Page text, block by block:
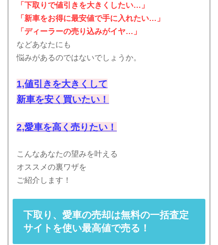
「下取りで値引きを大きくしたい…」
「新車をお得に最安値で手に入れたい…」
「ディーラーの売り込みがイヤ…」
などあなたにも
悩みがあるのではないでしょうか。
1,値引きを大きくして
新車を安く買いたい！
2,愛車を高く売りたい！
こんなあなたの望みを叶える
オススメの裏ワザを
ご紹介します！
下取り、愛車の売却は無料の一括査定
サイトを使い最高値で売る！